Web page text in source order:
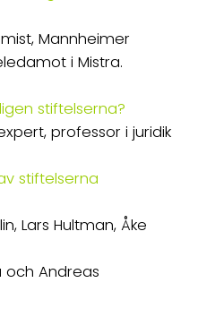
Mannheimer
i Mistra.
stiftelserna?
professor i juridik
stiftelserna
Lars Hultman, Åke
och Andreas